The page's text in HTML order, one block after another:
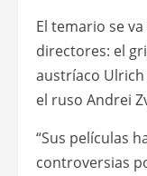
El temario se
directores: el
austríaco Ulrich
el ruso Andrei
“Sus películas
controversias